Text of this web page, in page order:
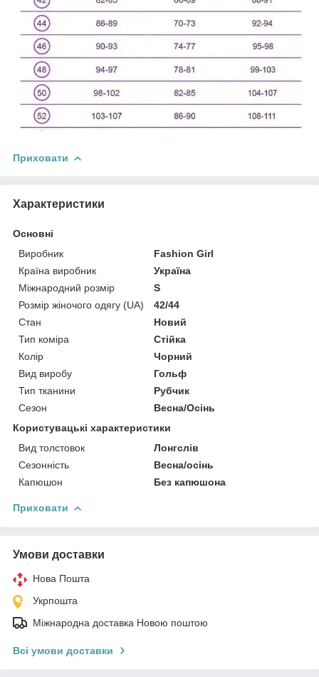
Приховати
Характеристики
Основні
Виробник
Fashion Girl
Країна виробник
Україна
Міжнародний розмір
S
Розмір жіночого одягу (UA)
42/44
Стан
Новий
Тип коміра
Стійка
Колір
Чорний
Вид виробу
Гольф
Тип тканини
Рубчик
Сезон
Весна/Осінь
Користувацькі характеристики
Вид толстовок
Лонгслів
Сезонність
Весна/осінь
Капюшон
Без капюшона
Приховати
Умови доставки
Нова Пошта
Укрпошта
Міжнародна доставка Новою поштою
Всі умови доставки